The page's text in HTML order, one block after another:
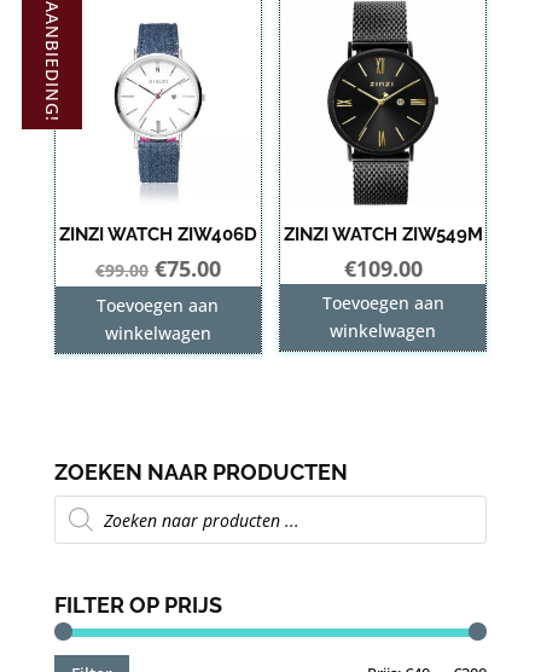
AANBIEDING!
ZINZI WATCH ZIW406D
€99.00 Oorspronkelijke
prijs
was:
€99.00.
€75.00Huidige
prijs
€75.00.
Toevoegen aan
winkelwagen
ZINZI WATCH ZIW549M
€109.00
Toevoegen aan
winkelwagen
ZOEKEN NAAR PRODUCTEN
Producten
zoeken
FILTER OP PRIJS